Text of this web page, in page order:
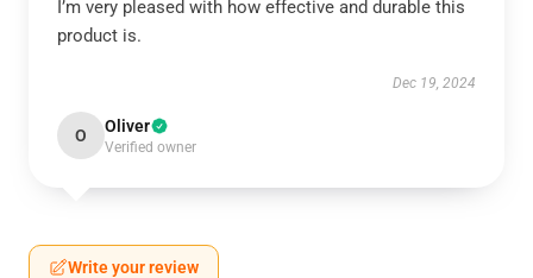
I’m very pleased with how effective and durable this
product is.
Dec 19, 2024
O Oliver
Verified owner
Write your review